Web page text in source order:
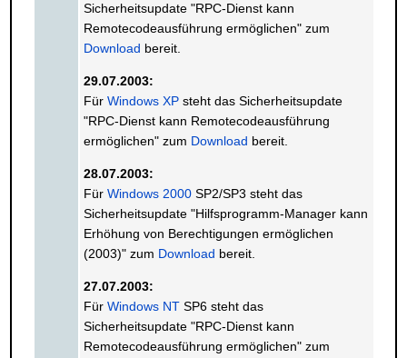
Sicherheitsupdate "RPC-Dienst kann
Remotecodeausführung ermöglichen" zum
Download bereit.
29.07.2003:
Für Windows XPsteht das Sicherheitsupdate
"RPC-Dienst kann Remotecodeausführung
ermöglichen" zum Download bereit.
28.07.2003:
Für Windows 2000SP2/SP3 steht das
Sicherheitsupdate "Hilfsprogramm-Manager kann
Erhöhung von Berechtigungen ermöglichen
(2003)" zum Download bereit.
27.07.2003:
Für Windows NTSP6 steht das
Sicherheitsupdate "RPC-Dienst kann
Remotecodeausführung ermöglichen" zum